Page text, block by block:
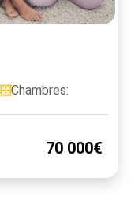
Chambres:
70 000€